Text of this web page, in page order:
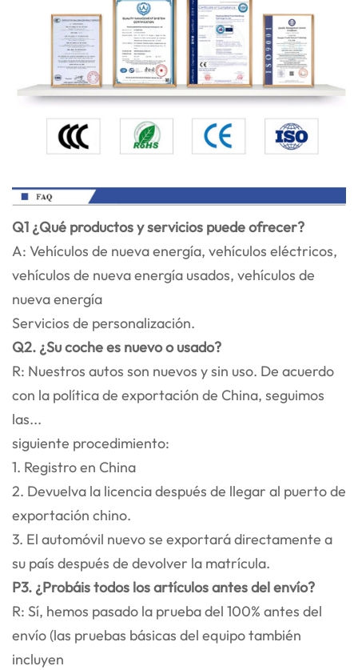
Q1 ¿Qué productos y servicios puede ofrecer?
A: Vehículos de nueva energía, vehículos eléctricos,
vehículos de nueva energía usados, vehículos de
nueva energía
Servicios de personalización.
Q2. ¿Su coche es nuevo o usado?
R: Nuestros autos son nuevos y sin uso. De acuerdo
con la política de exportación de China, seguimos
las...
siguiente procedimiento:
1. Registro en China
2. Devuelva la licencia después de llegar al puerto de
exportación chino.
3. El automóvil nuevo se exportará directamente a
su país después de devolver la matrícula.
P3. ¿Probáis todos los artículos antes del envío?
R: Sí, hemos pasado la prueba del 100% antes del
envío (las pruebas básicas del equipo también
incluyen